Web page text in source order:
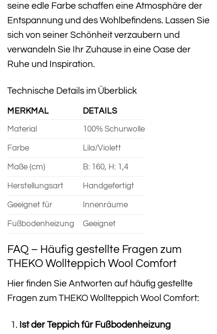
seine edle Farbe schaffen eine Atmosphäre der
Entspannung und des Wohlbefindens. Lassen Sie
sich von seiner Schönheit verzaubern und
verwandeln Sie Ihr Zuhause in eine Oase der
Ruhe und Inspiration.
Technische Details im Überblick
MERKMAL DETAILS
Material 100% Schurwolle
Farbe Lila/Violett
Maße (cm) B: 160, H: 1,4
Herstellungsart Handgefertigt
Geeignet für Innenräume
Fußbodenheizung Geeignet
FAQ – Häufig gestellte Fragen zum
THEKO Wollteppich Wool Comfort
Hier finden Sie Antworten auf häufig gestellte
Fragen zum THEKO Wollteppich Wool Comfort:
Ist der Teppich für Fußbodenheizung